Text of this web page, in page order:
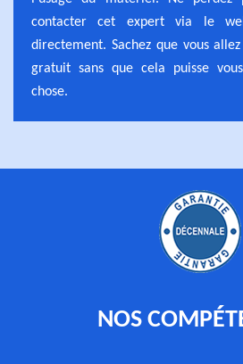
contacter cet expert via le
directement. Sachez que vous
gratuit sans que cela puisse
chose.
NOS